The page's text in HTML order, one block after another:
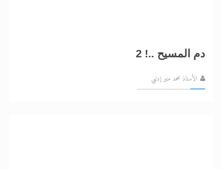
دم المسيح ..! 2
الأستاذ محمد منير إدلبي